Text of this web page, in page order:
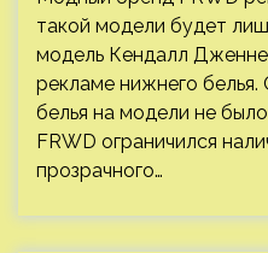
такой модели будет
модель Кендалл
рекламе нижнего белья.
белья на модели не
FRWD ограничился
прозрачного…